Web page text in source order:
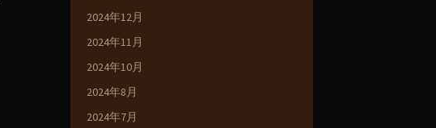
2024年12月
2024年11月
2024年10月
2024年8月
2024年7月